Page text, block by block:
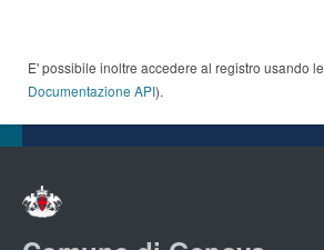
E' possibile inoltre accedere al registro usando le
Documentazione API).